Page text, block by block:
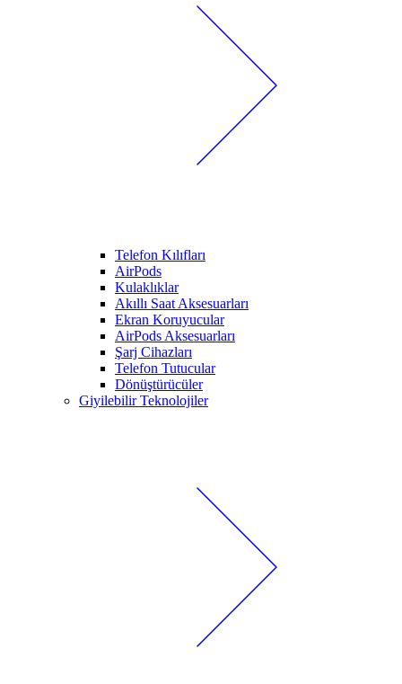
Telefon Kılıfları
AirPods
Kulaklıklar
Akıllı Saat Aksesuarları
Ekran Koruyucular
AirPods Aksesuarları
Şarj Cihazları
Telefon Tutucular
Dönüştürücüler
Giyilebilir Teknolojiler